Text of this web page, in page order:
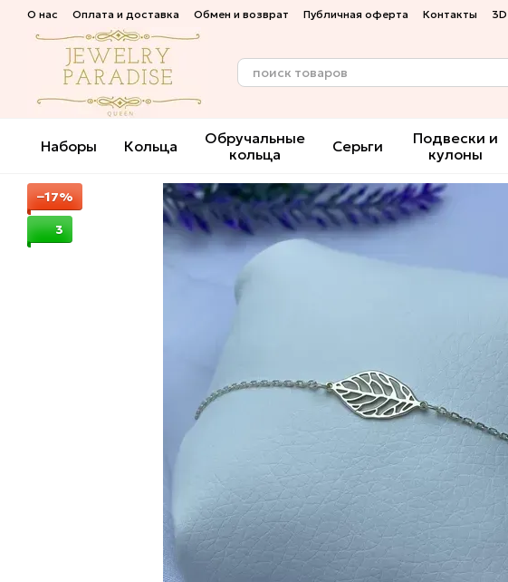
Перейти к основному контенту
О нас Оплата и доставка Обмен и возврат Публичная оферта Контакты
Наборы Кольца
Обручальные
кольца
Серьги
Подвески и
кулоны
−17%
3